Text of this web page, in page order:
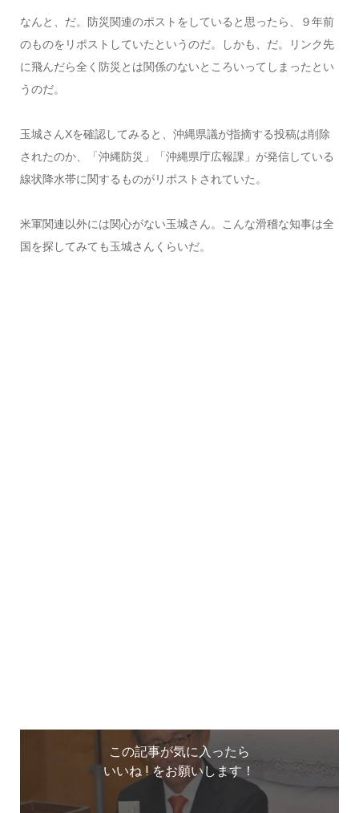
なんと、だ。防災関連のポストをしていると思ったら、９年前
のものをリポストしていたというのだ。しかも、だ。リンク先
に飛んだら全く防災とは関係のないところいってしまったとい
うのだ。
玉城さんXを確認してみると、沖縄県議が指摘する投稿は削除
されたのか、「沖縄防災」「沖縄県庁広報課」が発信している
線状降水帯に関するものがリポストされていた。
米軍関連以外には関心がない玉城さん。こんな滑稽な知事は全
国を探してみても玉城さんくらいだ。
この記事が気に入ったら
いいね ! をお願いします！